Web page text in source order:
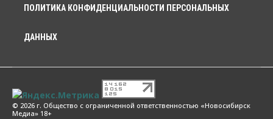
ПОЛИТИКА КОНФИДЕНЦИАЛЬНОСТИ ПЕРСОНАЛЬНЫХ
ДАННЫХ
© 2026 г. Общество с ограниченной ответственностью «Новосибирск
Медиа» 18+